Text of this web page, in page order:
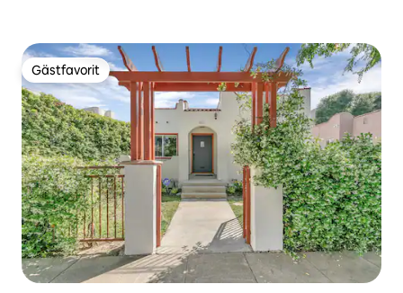
Gästfavorit
Gästfavorit